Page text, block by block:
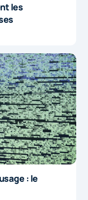
les
: le